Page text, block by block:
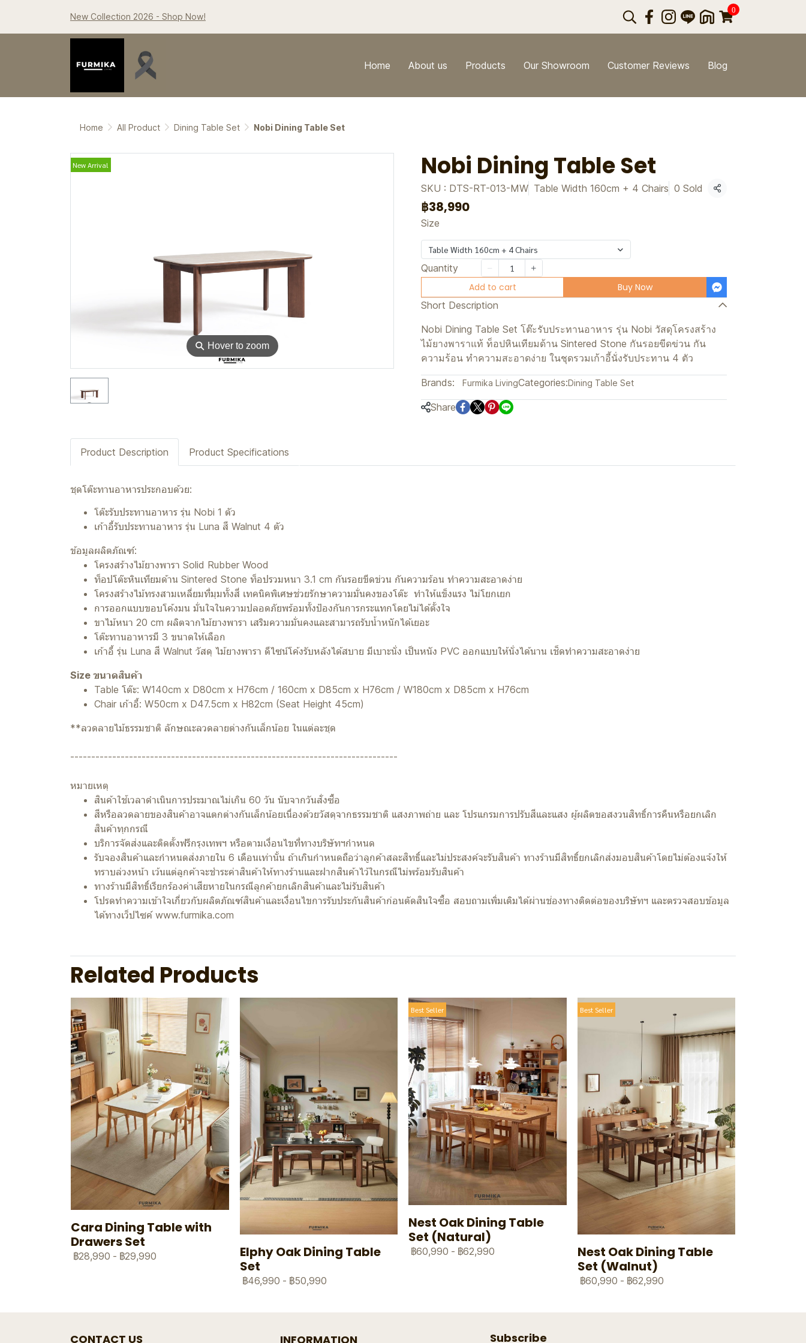
New Collection 2026 - Shop Now!
0
Home About us Products Our Showroom Customer Reviews Blog
Home All Product Dining Table Set Nobi Dining Table Set
⚲ Hover to zoom
New Arrival Nobi Dining Table Set
SKU : DTS-RT-013-MW Table Width 160cm + 4 Chairs 0 Sold Share
฿38,990
Size
Table Width 160cm + 4 Chairs
Quantity
Add to cart
Buy Now
Short Description
Nobi Dining Table Set โต๊ะรับประทานอาหาร รุ่น Nobi วัสดุโครงสร้าง
ไม้ยางพาราแท้ ท็อปหินเทียมด้าน Sintered Stone กันรอยขีดข่วน กัน
ความร้อน ทำความสะอาดง่าย ในชุดรวมเก้าอี้นั่งรับประทาน 4 ตัว
Brands: Furmika LivingCategories:Dining Table Set
Share
Product Description Product Specifications
ชุดโต๊ะทานอาหารประกอบด้วย:
โต๊ะรับประทานอาหาร รุ่น Nobi 1 ตัว
เก้าอี้รับประทานอาหาร รุ่น Luna สี Walnut 4 ตัว
ข้อมูลผลิตภัณฑ์:
โครงสร้างไม้ยางพารา Solid Rubber Wood
ท็อปโต๊ะหินเทียมด้าน Sintered Stone ท็อปรวมหนา 3.1 cm กันรอยขีดข่วน กันความร้อน ทำความสะอาดง่าย
โครงสร้างไม้ทรงสามเหลี่ยมที่มุมทั้งสี่ เทคนิคพิเศษช่วยรักษาความมั่นคงของโต๊ะ ทำให้แข็งแรง ไม่โยกเยก
การออกแบบขอบโค้งมน มั่นใจในความปลอดภัยพร้อมทั้งป้องกันการกระแทกโดยไม่ได้ตั้งใจ
ขาไม้หนา 20 cm ผลิตจากไม้ยางพารา เสริมความมั่นคงและสามารถรับน้ำหนักได้เยอะ
โต๊ะทานอาหารมี 3 ขนาดให้เลือก
เก้าอี้ รุ่น Luna สี Walnut วัสดุ ไม้ยางพารา ดีไซน์โค้งรับหลังได้สบาย มีเบาะนั่ง เป็นหนัง PVC ออกแบบให้นั่งได้นาน เช็ดทำความสะอาดง่าย
Size ขนาดสินค้า
Table โต๊ะ: W140cm x D80cm x H76cm / 160cm x D85cm x H76cm / W180cm x D85cm x H76cm
Chair เก้าอี้: W50cm x D47.5cm x H82cm (Seat Height 45cm)
**ลวดลายไม้ธรรมชาติ ลักษณะลวดลายต่างกันเล็กน้อย ในแต่ละชุด
------------------------------------------------------------------------------
หมายเหตุ
สินค้าใช้เวลาดำเนินการประมาณไม่เกิน 60 วัน นับจากวันสั่งซื้อ
สีหรือลวดลายของสินค้าอาจแตกต่างกันเล็กน้อยเนื่องด้วยวัสดุจากธรรมชาติ แสงภาพถ่าย และ โปรแกรมการปรับสีและแสง ผู้ผลิตขอสงวนสิทธิ์การคืนหรือยกเลิก
สินค้าทุกกรณี
บริการจัดส่งและติดตั้งฟรีกรุงเทพฯ หรือตามเงื่อนไขที่ทางบริษัทฯกำหนด
รับจองสินค้าและกำหนดส่งภายใน 6 เดือนเท่านั้น ถ้าเกินกำหนดถือว่าลูกค้าสละสิทธิ์และไม่ประสงค์จะรับสินค้า ทางร้านมีสิทธิ์ยกเลิกส่งมอบสินค้าโดยไม่ต้องแจ้งให้
ทราบล่วงหน้า เว้นแต่ลูกค้าจะชำระค่าสินค้าให้ทางร้านและฝากสินค้าไว้ในกรณีไม่พร้อมรับสินค้า
ทางร้านมีสิทธิ์เรียกร้องค่าเสียหายในกรณีลูกค้ายกเลิกสินค้าและไม่รับสินค้า
โปรดทำความเข้าใจเกี่ยวกับผลิตภัณฑ์สินค้าและเงื่อนไขการรับประกันสินค้าก่อนตัดสินใจซื้อ สอบถามเพิ่มเติมได้ผ่านช่องทางติดต่อของบริษัทฯ และตรวจสอบข้อมูล
ได้ทางเว็ปไซค์ www.furmika.com
Related Products
Cara Dining Table with
Drawers Set
฿28,990 - ฿29,990
Elphy Oak Dining Table
Set
฿46,990 - ฿50,990
Best Seller
Nest Oak Dining Table
Set (Natural)
฿60,990 - ฿62,990
Best Seller
Nest Oak Dining Table
Set (Walnut)
฿60,990 - ฿62,990
CONTACT US INFORMATION Subscribe